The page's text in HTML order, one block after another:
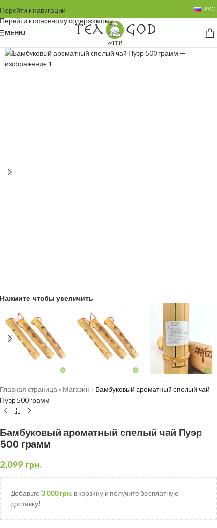
Перейти к навигации
Перейти к основному содержимому
РУС.
МЕНЮ
Нажмите, чтобы увеличить
Главная страница » Магазин » Бамбуковый ароматный спелый чай
Пуэр 500 грамм
Бамбуковый ароматный спелый чай Пуэр
500 грамм
2,099 грн.
Добавьте 3,000грн. в корзину и получите бесплатную
доставку!